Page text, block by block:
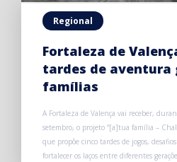
Regional
Fortaleza de
tardes de
famílias
A Fortaleza de Valença vai receber,
setembro, o projeto “[a]tua família –
que propõe cinco tardes de jogos,
fortalecer os laços entre diferentes